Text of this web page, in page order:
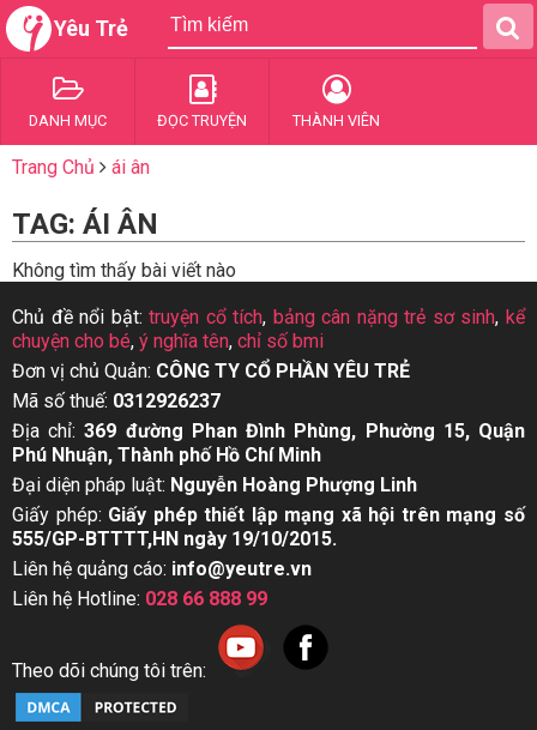
Yêu Trẻ
DANH MỤC ĐỌC TRUYỆN THÀNH VIÊN
Trang Chủ ái ân
TAG: ÁI ÂN
Không tìm thấy bài viết nào
Chủ đề nổi bật:truyện cổ tích, bảng cân nặng trẻ sơ sinh,kể
chuyện cho bé, ý nghĩa tên, chỉ số bmi
Đơn vị chủ Quản: CÔNG TY CỔ PHẦN YÊU TRẺ
Mã số thuế: 0312926237
Địa chỉ:369 đường Phan Đình Phùng, Phường 15, Quận
Phú Nhuận, Thành phố Hồ Chí Minh
Đại diện pháp luật: Nguyễn Hoàng Phượng Linh
Giấy phép: Giấy phép thiết lập mạng xã hội trên mạng số
555/GP-BTTTT,HN ngày 19/10/2015.
Liên hệ quảng cáo: info@yeutre.vn
Liên hệ Hotline: 028 66 888 99
Theo dõi chúng tôi trên: